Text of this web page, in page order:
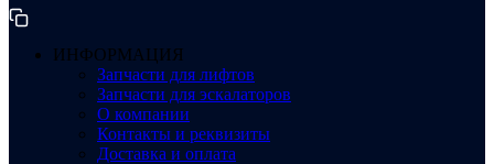
ИНФОРМАЦИЯ
Запчасти для лифтов
Запчасти для эскалаторов
О компании
Контакты и реквизиты
Доставка и оплата